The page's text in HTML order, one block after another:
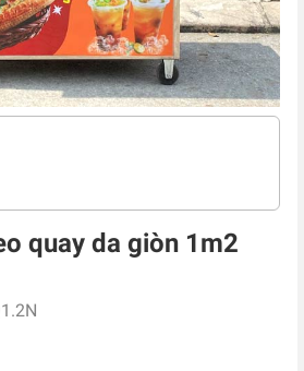
quay da giòn 1m2